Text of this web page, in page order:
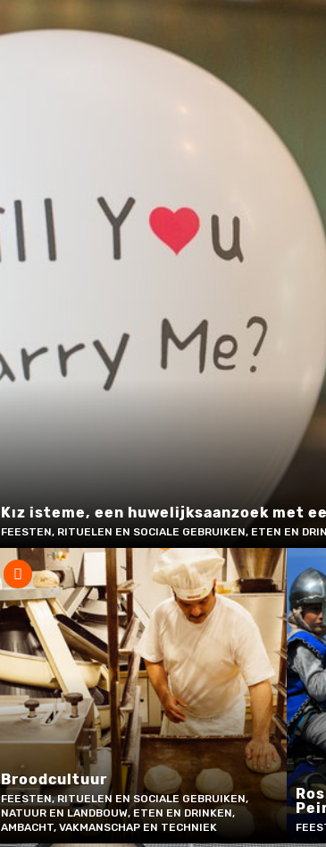
Kız isteme, een huwelijksaanzoek met
FEESTEN, RITUELEN EN SOCIALE GEBRUIKEN, ETEN EN
Broodcultuur
FEESTEN, RITUELEN EN SOCIALE GEBRUIKEN,
NATUUR EN LANDBOUW, ETEN EN DRINKEN,
AMBACHT, VAKMANSCHAP EN TECHNIEK